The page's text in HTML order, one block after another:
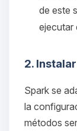
de este
ejecutar
2.
Spark se
la
métodos